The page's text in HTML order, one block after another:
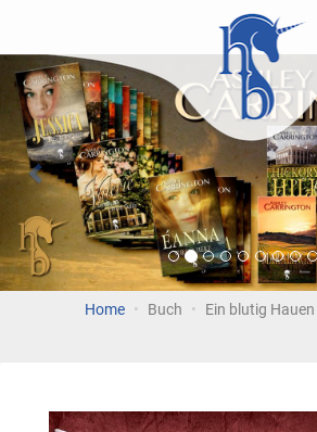
InhaltVorherige
Home Buch Ein blutig